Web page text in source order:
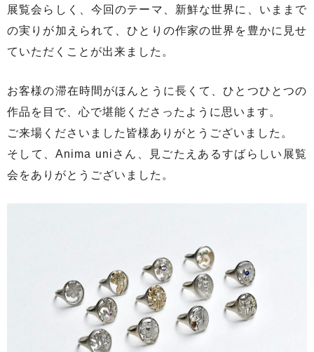
展覧会らしく、今回のテーマ、新鮮な世界に、いままで
の実りが加えられて、ひとりの作家の世界を豊かに見せ
ていただくことが出来ました。
お客様の滞在時間がほんとうに長くて、ひとつひとつの
作品を目で、心で堪能くださったように思います。
ご来場くださいました皆様ありがとうございました。
そして、Anima uniさん、見ごたえあるすばらしい展覧
会をありがとうございました。